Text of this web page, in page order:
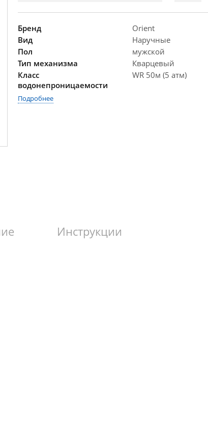
Бренд
Orient
Вид
Наручные
Пол
мужской
Тип механизма
Кварцевый
Класс
водонепроницаемости
WR 50м (5 атм)
Подробнее
Инструкции